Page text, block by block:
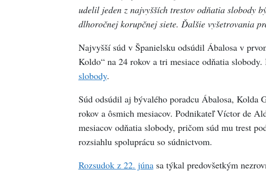
udelil jeden z najvyšších trestov odňatia slobody
dlhoročnej korupčnej siete. Ďalšie vyšetrovania
Najvyšší súd v Španielsku odsúdil Ábalosa v
Koldo“ na 24 rokov a tri mesiace odňatia slobody.
slobody.
Súd odsúdil aj bývalého poradcu Ábalosa, Kolda
rokov a ôsmich mesiacov. Podnikateľ Víctor de
mesiacov odňatia slobody, pričom súd mu trest
rozsiahlu spoluprácu so súdnictvom.
Rozsudok z 22. júnasa týkal predovšetkým